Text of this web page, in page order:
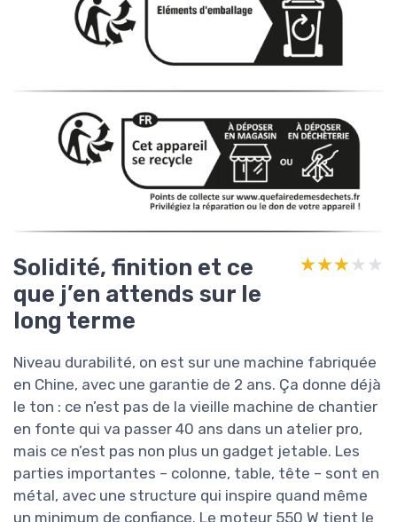
Solidité, finition et ce
que j’en attends sur le
long terme
★★★★★
★★★★★
Niveau durabilité, on est sur une machine fabriquée
en Chine, avec une garantie de 2 ans. Ça donne déjà
le ton : ce n’est pas de la vieille machine de chantier
en fonte qui va passer 40 ans dans un atelier pro,
mais ce n’est pas non plus un gadget jetable. Les
parties importantes – colonne, table, tête – sont en
métal, avec une structure qui inspire quand même
un minimum de confiance. Le moteur 550 W tient le